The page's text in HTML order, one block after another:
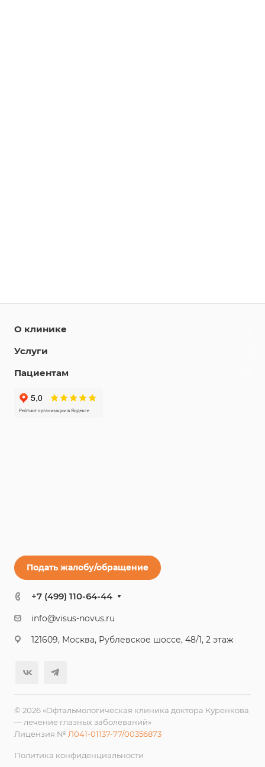
О клинике
Услуги
Пациентам
Подать жалобу/обращение
+7 (499) 110-64-44
info@visus-novus.ru
121609, Москва, Рублевское шоссе, 48/1, 2 этаж
© 2026 «Офтальмологическая клиника доктора Куренкова
— лечение глазных заболеваний»
Лицензия № Л041-01137-77/00356873
Политика конфиденциальности